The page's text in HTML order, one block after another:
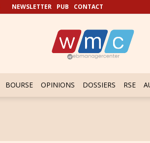
NEWSLETTER PUB CONTACT
BOURSE OPINIONS DOSSIERS RSE